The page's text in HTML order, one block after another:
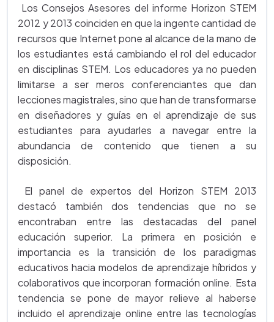
Los Consejos Asesores del informe Horizon STEM
2012 y 2013 coinciden en que la ingente cantidad de
recursos que Internet pone al alcance de la mano de
los estudiantes está cambiando el rol del educador
en disciplinas STEM. Los educadores ya no pueden
limitarse a ser meros conferenciantes que dan
lecciones magistrales, sino que han de transformarse
en diseñadores y guías en el aprendizaje de sus
estudiantes para ayudarles a navegar entre la
abundancia de contenido que tienen a su
disposición.
El panel de expertos del Horizon STEM 2013
destacó también dos tendencias que no se
encontraban entre las destacadas del panel
educación superior. La primera en posición e
importancia es la transición de los paradigmas
educativos hacia modelos de aprendizaje híbridos y
colaborativos que incorporan formación online. Esta
tendencia se pone de mayor relieve al haberse
incluido el aprendizaje online entre las tecnologías